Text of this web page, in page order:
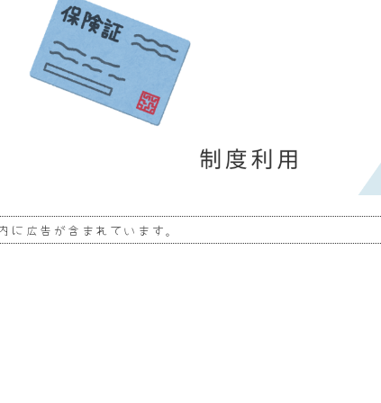
に広告が含まれています。